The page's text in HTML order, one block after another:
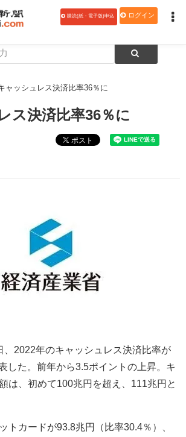
購読(紙・電子版)申込 ログイン
ャッシュレス決済比率36％に
ス決済比率36％に
ポスト
2022年のキャッシュレス決済比率が
した。前年から3.5ポイントの上昇。キ
は、初めて100兆円を超え、111兆円と
トカードが93.8兆円（比率30.4％）、